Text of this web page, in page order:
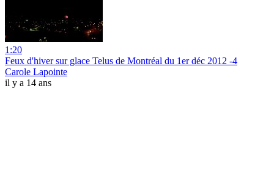
1:20
Feux d'hiver sur glace Telus de Montréal du 1er déc 2012 -4
Carole Lapointe
il y a 14 ans